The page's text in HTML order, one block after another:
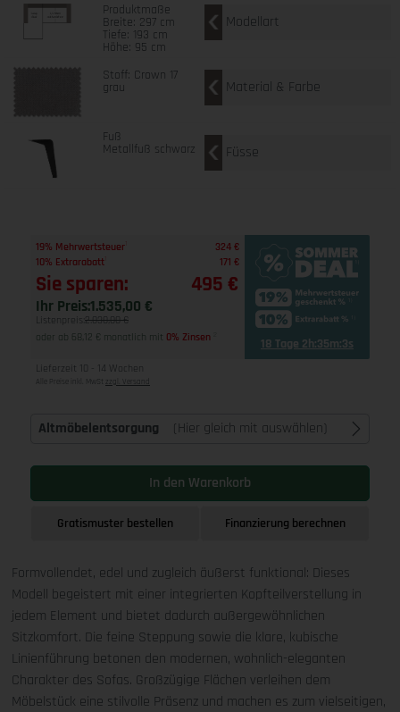
Produktmaße
Breite: 297 cm
Tiefe: 193 cm
Höhe: 95 cm
Modellart
Stoff: Crown 17
grau Material & Farbe
Fuß
Metallfuß schwarz Füsse
19% Mehrwertsteuer
324 €
10% Extrarabatt
171 €
Sie sparen: 495 €
Ihr Preis:1.535,00 €
Listenpreis: 2.030,00 €
oder ab 68,12 € monatlich mit 0% Zinsen 18 Tage 2h:35m:2s
Lieferzeit 10 - 14 Wochen
Alle Preise inkl. MwSt zzgl. Versand
Altmöbelentsorgung (Hier gleich mit auswählen)
In den Warenkorb
Gratismuster bestellen Finanzierung berechnen
Formvollendet, edel und zugleich äußerst funktional: Dieses
Modell begeistert mit einer integrierten Kopfteilverstellung in
jedem Element und bietet dadurch außergewöhnlichen
Sitzkomfort. Die feine Steppung sowie die klare, kubische
Linienführung betonen den modernen, wohnlich-eleganten
Charakter des Sofas. Großzügige Flächen verleihen dem
Möbelstück eine stilvolle Präsenz und machen es zum vielseitigen,